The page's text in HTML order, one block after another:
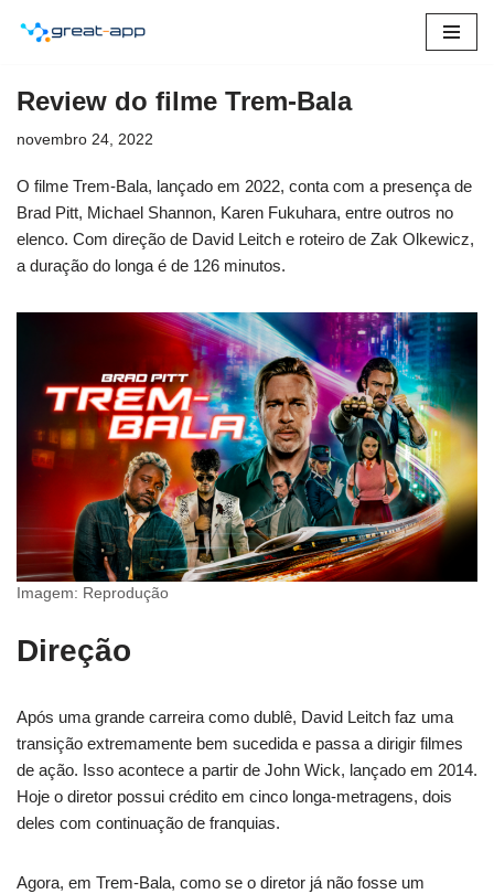
o
conteúdo
Review do filme Trem-Bala
novembro 24, 2022
O filme Trem-Bala, lançado em 2022, conta com a presença de
Brad Pitt, Michael Shannon, Karen Fukuhara, entre outros no
elenco. Com direção de David Leitch e roteiro de Zak Olkewicz,
a duração do longa é de 126 minutos.
Imagem: Reprodução
Direção
Após uma grande carreira como dublê, David Leitch faz uma
transição extremamente bem sucedida e passa a dirigir filmes
de ação. Isso acontece a partir de John Wick, lançado em 2014.
Hoje o diretor possui crédito em cinco longa-metragens, dois
deles com continuação de franquias.
Agora, em Trem-Bala, como se o diretor já não fosse um